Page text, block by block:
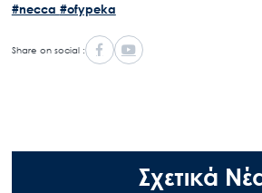
#necca #ofypeka
Share on social :
Σχετικά